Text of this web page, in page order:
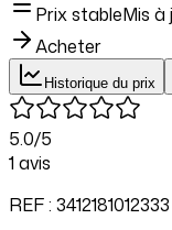
Prix stableMis à
Acheter
Historique du prix
5.0/5
1 avis
REF : 3412181012333